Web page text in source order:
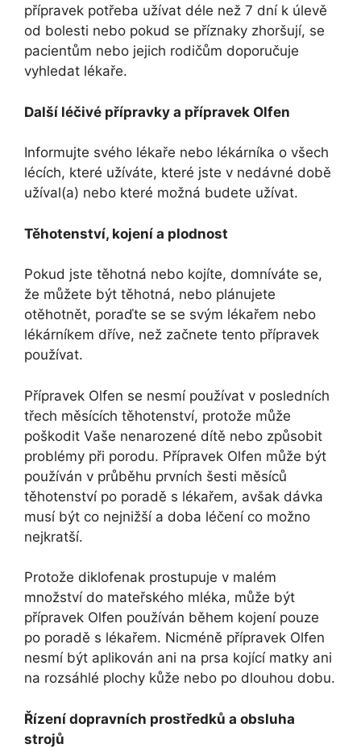
přípravek potřeba užívat déle než 7 dní k úlevě
od bolesti nebo pokud se příznaky zhoršují, se
pacientům nebo jejich rodičům doporučuje
vyhledat lékaře.
Další léčivé přípravky a přípravek Olfen
Informujte svého lékaře nebo lékárníka o všech
lécích, které užíváte, které jste v nedávné době
užíval(a) nebo které možná budete užívat.
Těhotenství, kojení a plodnost
Pokud jste těhotná nebo kojíte, domníváte se,
že můžete být těhotná, nebo plánujete
otěhotnět, poraďte se se svým lékařem nebo
lékárníkem dříve, než začnete tento přípravek
používat.
Přípravek Olfen se nesmí používat v posledních
třech měsících těhotenství, protože může
poškodit Vaše nenarozené dítě nebo způsobit
problémy při porodu. Přípravek Olfen může být
používán v průběhu prvních šesti měsíců
těhotenství po poradě s lékařem, avšak dávka
musí být co nejnižší a doba léčení co možno
nejkratší.
Protože diklofenak prostupuje v malém
množství do mateřského mléka, může být
přípravek Olfen používán během kojení pouze
po poradě s lékařem. Nicméně přípravek Olfen
nesmí být aplikován ani na prsa kojící matky ani
na rozsáhlé plochy kůže nebo po dlouhou dobu.
Řízení dopravních prostředků a obsluha
strojů